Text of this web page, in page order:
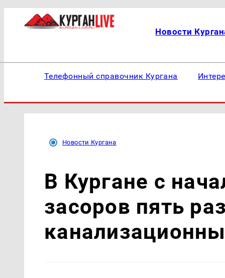
Новости
Телефонный справочник Кургана
Новости Кургана
В Кургане с
засоров пять